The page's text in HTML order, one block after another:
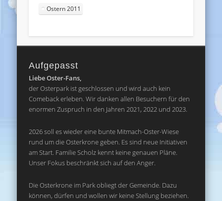
Ostern 2011
Aufgepasst
Liebe Oster-Fans,
der Osterpark ist geschlossen und wird auch kein
Comeback erleben. Wir danken allen Besuchern für den
enormen Zuspruch in den Jahren 2021, 2022 und 2023.
2026 soll es wieder eine bunte Mitmach-Oster-Wiese
rund um die Osterkrone geben. Es sind neue Initiativen
am Start. Familie Scholz kennt keine genauen Pläne.
Unser Fokus beschränkt sich auf den Anger.
Die Osterkrone im Park obliegt der Gemeinde. Dazu
können, dürfen und wollen wir keine Stellung beziehen.